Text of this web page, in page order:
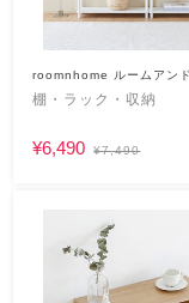
roomnhome ルームアン
棚・ラック・収納
¥6,490 ¥7,490